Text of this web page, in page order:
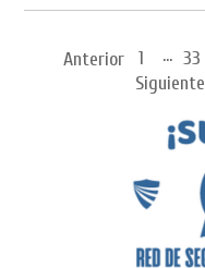
Anterior 1 ... 33
Siguiente